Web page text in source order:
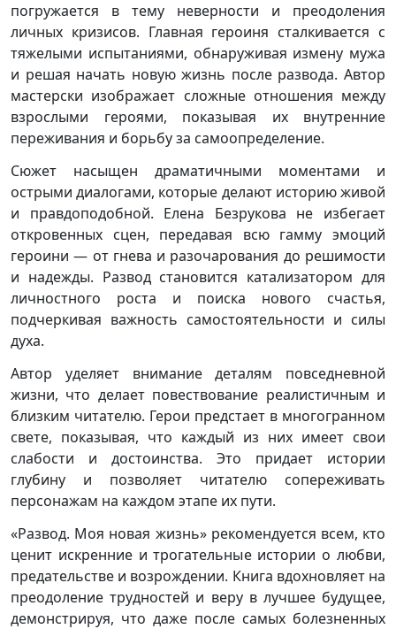
погружается в тему неверности и преодоления
личных кризисов. Главная героиня сталкивается с
тяжелыми испытаниями, обнаруживая измену мужа
и решая начать новую жизнь после развода. Автор
мастерски изображает сложные отношения между
взрослыми героями, показывая их внутренние
переживания и борьбу за самоопределение.
Сюжет насыщен драматичными моментами и
острыми диалогами, которые делают историю живой
и правдоподобной. Елена Безрукова не избегает
откровенных сцен, передавая всю гамму эмоций
героини — от гнева и разочарования до решимости
и надежды. Развод становится катализатором для
личностного роста и поиска нового счастья,
подчеркивая важность самостоятельности и силы
духа.
Автор уделяет внимание деталям повседневной
жизни, что делает повествование реалистичным и
близким читателю. Герои предстает в многогранном
свете, показывая, что каждый из них имеет свои
слабости и достоинства. Это придает истории
глубину и позволяет читателю сопереживать
персонажам на каждом этапе их пути.
«Развод. Моя новая жизнь» рекомендуется всем, кто
ценит искренние и трогательные истории о любви,
предательстве и возрождении. Книга вдохновляет на
преодоление трудностей и веру в лучшее будущее,
демонстрируя, что даже после самых болезненных